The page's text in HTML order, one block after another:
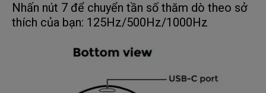
Nhấn nút 7 để chuyển tần số thăm dò theo sở
thích của bạn: 125Hz/500Hz/1000Hz